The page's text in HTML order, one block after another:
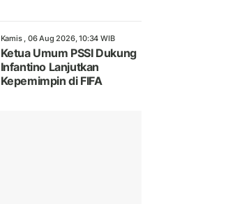
Kamis , 06 Aug 2026, 10:34 WIB
Ketua Umum PSSI Dukung
Infantino Lanjutkan
Kepemimpin di FIFA